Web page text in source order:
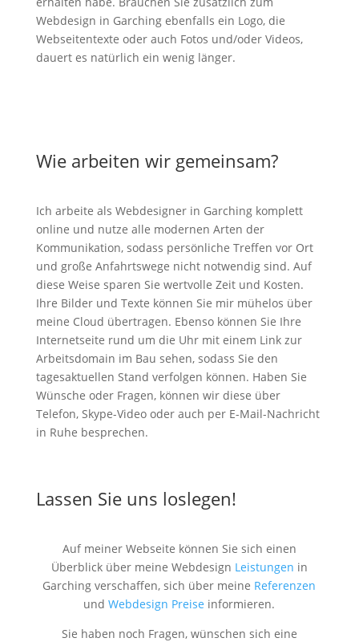
Webdesign in Garching ebenfalls ein Logo, die
Webseitentexte oder auch Fotos und/oder Videos,
dauert es natürlich ein wenig länger.
Wie arbeiten wir gemeinsam?
Ich arbeite als Webdesigner in Garching komplett
online und nutze alle modernen Arten der
Kommunikation, sodass persönliche Treffen vor Ort
und große Anfahrtswege nicht notwendig sind. Auf
diese Weise sparen Sie wertvolle Zeit und Kosten.
Ihre Bilder und Texte können Sie mir mühelos über
meine Cloud übertragen. Ebenso können Sie Ihre
Internetseite rund um die Uhr mit einem Link zur
Arbeitsdomain im Bau sehen, sodass Sie den
tagesaktuellen Stand verfolgen können. Haben Sie
Wünsche oder Fragen, können wir diese über
Telefon, Skype-Video oder auch per E-Mail-Nachricht
in Ruhe besprechen.
Lassen Sie uns loslegen!
Auf meiner Webseite können Sie sich einen
Überblick über meine Webdesign Leistungen in
Garching verschaffen, sich über meine Referenzen
undWebdesign Preise informieren.
Sie haben noch Fragen, wünschen sich eine